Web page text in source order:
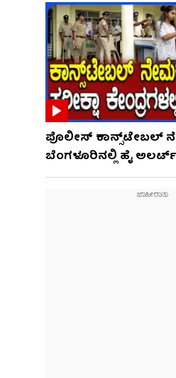
ಪೊಲೀಸ್ ಕಾನ್ಸ್‌ಟೇಬಲ್
ಬೆಂಗಳೂರಿನಲ್ಲಿ ಹೈ ಅಲರ್ಟ್